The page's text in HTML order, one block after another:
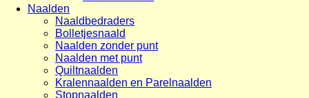
Naalden
Naaldbedraders
Bolletjesnaald
Naalden zonder punt
Naalden met punt
Quiltnaalden
Kralennaalden en Parelnaalden
Stopnaalden